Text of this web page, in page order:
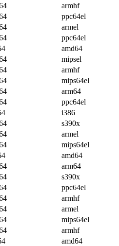
armhf
ppc64el
armel
ppc64el
amd64
mipsel
armhf
mips64el
arm64
ppc64el
i386
s390x
armel
mips64el
amd64
arm64
s390x
ppc64el
armhf
armel
mips64el
armhf
amd64